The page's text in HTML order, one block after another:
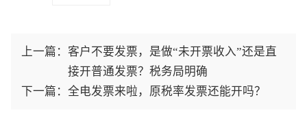
上一篇： 客户不要发票，是做“未开票收入”还是直
接开普通发票？税务局明确
下一篇：全电发票来啦，原税率发票还能开吗？